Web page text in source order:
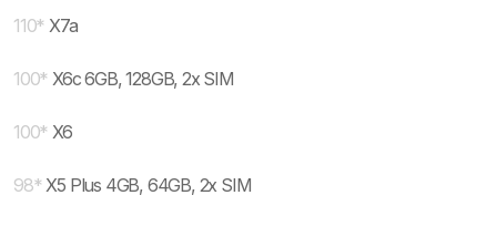
110* X7a
100* X6c 6GB, 128GB, 2x SIM
100* X6
98* X5 Plus 4GB, 64GB, 2x SIM